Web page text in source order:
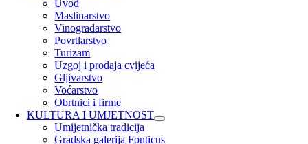
Uvod
Maslinarstvo
Vinogradarstvo
Povrtlarstvo
Turizam
Uzgoj i prodaja cvijeća
Gljivarstvo
Voćarstvo
Obrtnici i firme
KULTURA I UMJETNOST
Umijetnička tradicija
Gradska galerija Fonticus